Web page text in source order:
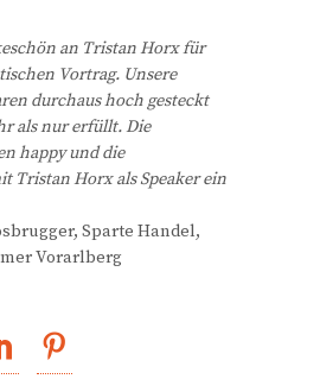
an Tristan Horx für
Vortrag. Unsere
durchaus hoch gesteckt
als nur erfüllt. Die
happy und die
Tristan Horx als Speaker ein
Sparte Handel,
Vorarlberg